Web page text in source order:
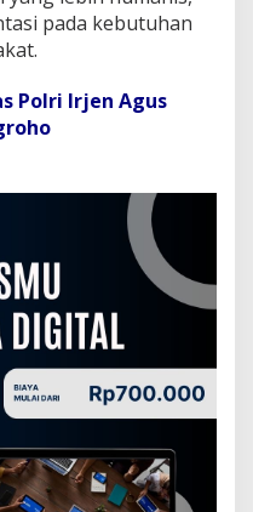
pada kebutuhan
Polri Irjen Agus